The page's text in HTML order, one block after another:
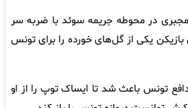
مجبری در محوطه جریمه سوئد با ضربه سر
یکی از گل‌های خورده را برای تونس
مدافع تونس باعث شد تا ایساک توپ را از او